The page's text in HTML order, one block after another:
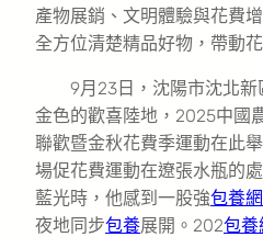
產物展銷、文明體驗與花費
全方位清楚精品好物，帶動
9月23日，沈陽市沈北
金色的歡喜陸地，2025中國
聯歡暨金秋花費季運動在此
場促花費運動在遼張水瓶的
藍光時，他感到一股強包養網
夜地同步包養展開。202包養